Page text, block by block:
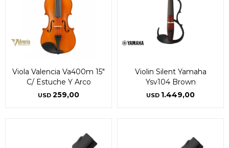
Viola Valencia Va400m 15"
C/ Estuche Y Arco
USD 259,00
Violin Silent Yamaha
Ysv104 Brown
USD 1.449,00